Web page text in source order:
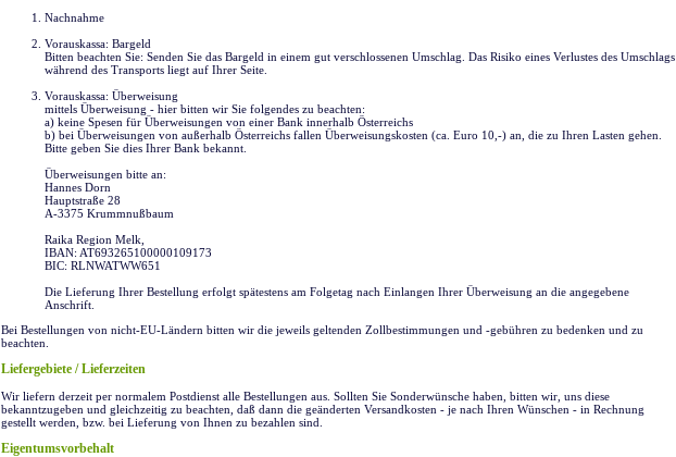
Nachnahme
Vorauskassa: Bargeld
Bitten beachten Sie: Senden Sie das Bargeld in einem gut verschlossenen Umschlag. Das Risiko eines Verlustes des Umschlags
während des Transports liegt auf Ihrer Seite.
Vorauskassa: Überweisung
mittels Überweisung - hier bitten wir Sie folgendes zu beachten:
a) keine Spesen für Überweisungen von einer Bank innerhalb Österreichs
b) bei Überweisungen von außerhalb Österreichs fallen Überweisungskosten (ca. Euro 10,-) an, die zu Ihren Lasten gehen.
Bitte geben Sie dies Ihrer Bank bekannt.
Überweisungen bitte an:
Hannes Dorn
Hauptstraße 28
A-3375 Krummnußbaum
Raika Region Melk,
IBAN: AT693265100000109173
BIC: RLNWATWW651
Die Lieferung Ihrer Bestellung erfolgt spätestens am Folgetag nach Einlangen Ihrer Überweisung an die angegebene
Anschrift.
Bei Bestellungen von nicht-EU-Ländern bitten wir die jeweils geltenden Zollbestimmungen und -gebühren zu bedenken und zu
beachten.
Liefergebiete / Lieferzeiten
Wir liefern derzeit per normalem Postdienst alle Bestellungen aus. Sollten Sie Sonderwünsche haben, bitten wir, uns diese
bekanntzugeben und gleichzeitig zu beachten, daß dann die geänderten Versandkosten - je nach Ihren Wünschen - in Rechnung
gestellt werden, bzw. bei Lieferung von Ihnen zu bezahlen sind.
Eigentumsvorbehalt